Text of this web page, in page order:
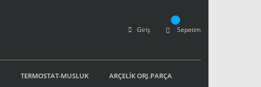
Giriş Sepetim
TERMOSTAT-MUSLUK ARÇELİK ORJ.PARÇA